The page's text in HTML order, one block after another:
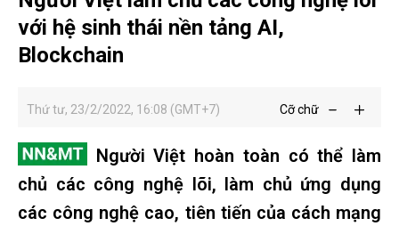
với hệ sinh thái nền tảng AI,
Blockchain
Thứ tư, 23/2/2022, 16:08 (GMT+7) Cỡ chữ
Người Việt hoàn toàn có thể làm
chủ các công nghệ lõi, làm chủ ứng dụng
các công nghệ cao, tiên tiến của cách mạng